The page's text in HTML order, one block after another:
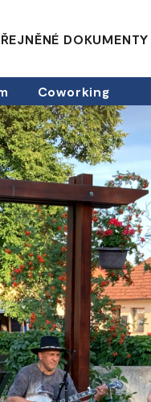
DOKUMENTY
Coworking